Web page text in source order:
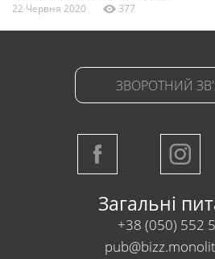
22 Червня 2020
377
ЗВОРОТНИЙ
Загальні
+38 (050) 552